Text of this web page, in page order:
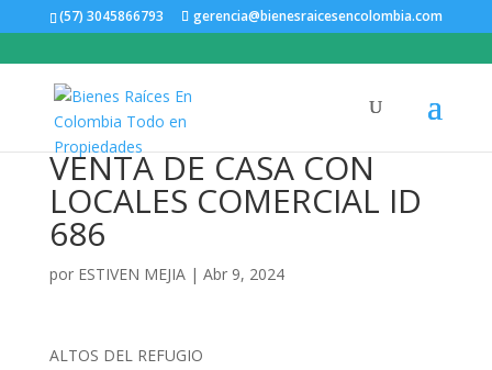
(57) 3045866793 gerencia@bienesraicesencolombia.com
VENTA DE CASA CON
LOCALES COMERCIAL ID
686
por ESTIVEN MEJIA| Abr 9, 2024
ALTOS DEL REFUGIO